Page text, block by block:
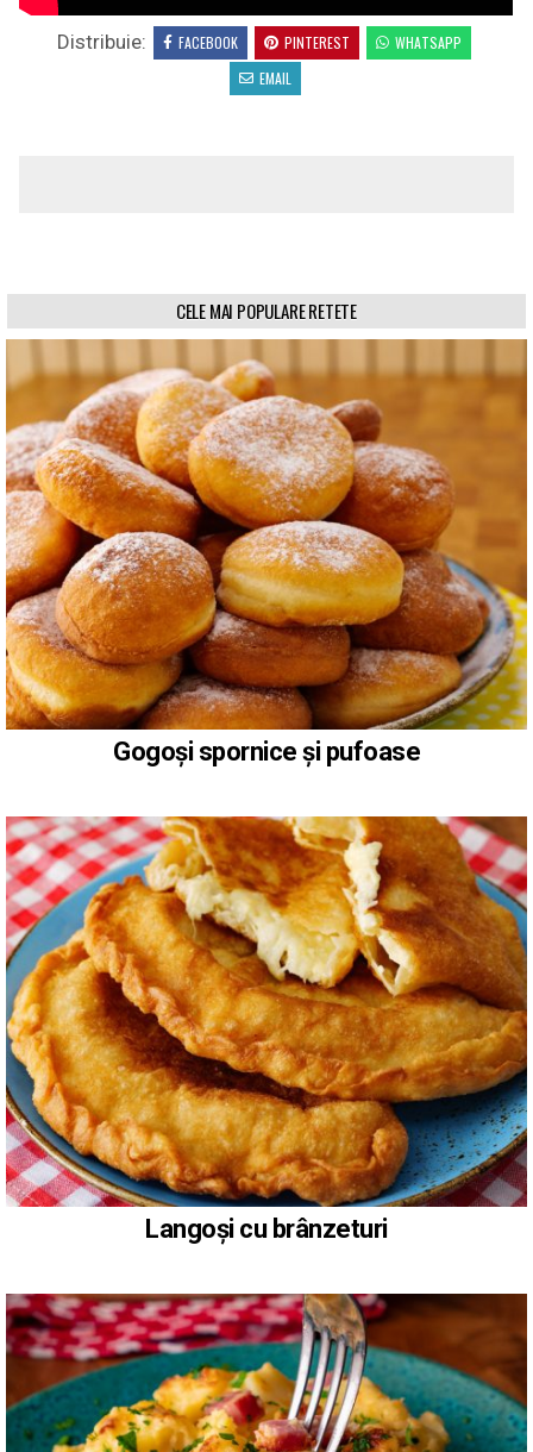
Distribuie: FACEBOOK PINTEREST
WHATSAPP
EMAIL
CELE MAI POPULARE RETETE
Gogoși spornice și pufoase
Langoși cu brânzeturi